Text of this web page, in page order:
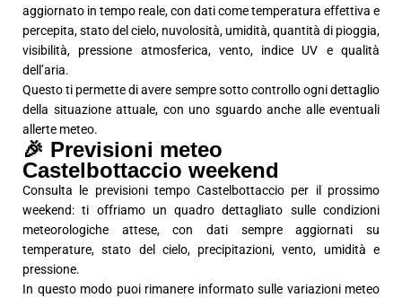
aggiornato in tempo reale, con dati come temperatura effettiva e
percepita, stato del cielo, nuvolosità, umidità, quantità di pioggia,
visibilità, pressione atmosferica, vento, indice UV e qualità
dell’aria.
Questo ti permette di avere sempre sotto controllo ogni dettaglio
della situazione attuale, con uno sguardo anche alle eventuali
allerte meteo.
🎉 Previsioni meteo
Castelbottaccio weekend
Consulta le previsioni tempo Castelbottaccio per il prossimo
weekend: ti offriamo un quadro dettagliato sulle condizioni
meteorologiche attese, con dati sempre aggiornati su
temperature, stato del cielo, precipitazioni, vento, umidità e
pressione.
In questo modo puoi rimanere informato sulle variazioni meteo